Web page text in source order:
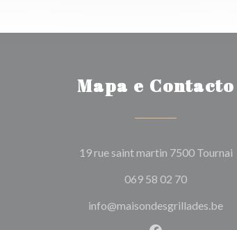
Mapa e Contacto
19 rue saint martin 7500 Tournai
069 58 02 70
info@maisondesgrillades.be